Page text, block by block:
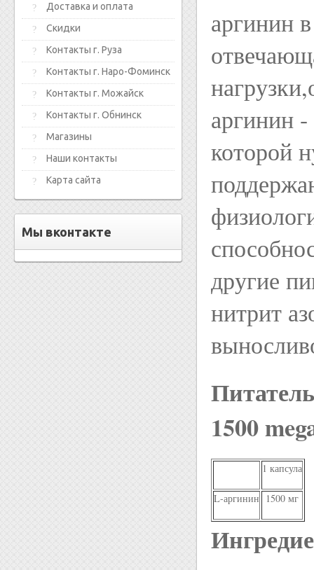
Доставка и оплата
Скидки
Контакты г. Руза
Контакты г. Наро-Фоминск
Контакты г. Можайск
Контакты г. Обнинск
Магазины
Наши контакты
Карта сайта
Мы вконтакте
аргинин
аргинин
которой
другие
нитрит
1500
1 капсула
L-аргинин 1500 мг